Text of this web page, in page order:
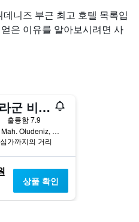
니즈 부근 최고 호텔 목록입
은 이유를 알아보시려면 사
아타 라군 비치 호텔
훌륭함 7.9
Belcegiz Mah. Oludeniz, 욀뤼데니즈, 튀르키예
가까지의 거리
상품 확인